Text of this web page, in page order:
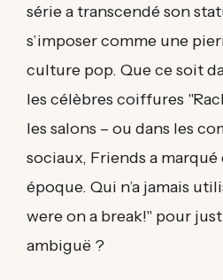
série a transcendé son
s’imposer comme une
culture pop. Que ce soit
les célèbres coiffures
les salons – ou dans les
sociaux, Friends a
époque. Qui n’a jamais
were on a break!" pour
ambiguë ?